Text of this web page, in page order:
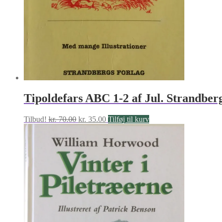
Tipoldefars ABC 1-2 af Jul.
Tilbud! kr.70.00 Den
oprindelige
pris
var:
kr. 70.00.
kr. 35.00Den
aktuelle
pris
er:
Tilføj til kurv